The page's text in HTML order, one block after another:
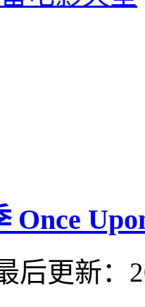
Once
后更新：